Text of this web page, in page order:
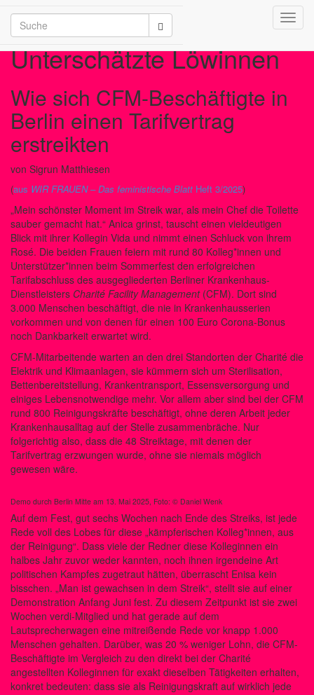
/2026
Unterschätzte Löwinnen
Wie sich CFM-Beschäftigte in
Berlin einen Tarifvertrag
erstreikten
von Sigrun Matthiesen
(aus WIR FRAUEN – Das feministische Blatt Heft 3/2025)
„Mein schönster Moment im Streik war, als mein Chef die Toilette
sauber gemacht hat.“ Anica grinst, tauscht einen vieldeutigen
Blick mit ihrer Kollegin Vida und nimmt einen Schluck von ihrem
Rosé. Die beiden Frauen feiern mit rund 80 Kolleg*innen und
Unterstützer*innen beim Sommerfest den erfolgreichen
Tarifabschluss des ausgegliederten Berliner Krankenhaus-
Dienstleisters Charité Facility Management(CFM). Dort sind
3.000 Menschen beschäftigt, die nie in Krankenhausserien
vorkommen und von denen für einen 100 Euro Corona-Bonus
noch Dankbarkeit erwartet wird.
CFM-Mitarbeitende warten an den drei Standorten der Charité die
Elektrik und Klimaanlagen, sie kümmern sich um Sterilisation,
Bettenbereitstellung, Krankentransport, Essensversorgung und
einiges Lebensnotwendige mehr. Vor allem aber sind bei der CFM
rund 800 Reinigungskräfte beschäftigt, ohne deren Arbeit jeder
Krankenhausalltag auf der Stelle zusammenbräche. Nur
folgerichtig also, dass die 48 Streiktage, mit denen der
Tarifvertrag erzwungen wurde, ohne sie niemals möglich
gewesen wäre.
Demo durch Berlin Mitte am 13. Mai 2025, Foto: © Daniel Wenk
Auf dem Fest, gut sechs Wochen nach Ende des Streiks, ist jede
Rede voll des Lobes für diese „kämpferischen Kolleg*innen, aus
der Reinigung“. Dass viele der Redner diese Kolleginnen ein
halbes Jahr zuvor weder kannten, noch ihnen irgendeine Art
politischen Kampfes zugetraut hätten, überrascht Enisa kein
bisschen. „Man ist gewachsen in dem Streik“, stellt sie auf einer
Demonstration Anfang Juni fest. Zu diesem Zeitpunkt ist sie zwei
Wochen verdi-Mitglied und hat gerade auf dem
Lautsprecherwagen eine mitreißende Rede vor knapp 1.000
Menschen gehalten. Darüber, was 20 % weniger Lohn, die CFM-
Beschäftigte im Vergleich zu den direkt bei der Charité
angestellten Kolleginnen für exakt dieselben Tätigkeiten erhalten,
konkret bedeuten: dass sie als Reinigungskraft auf wirklich jede